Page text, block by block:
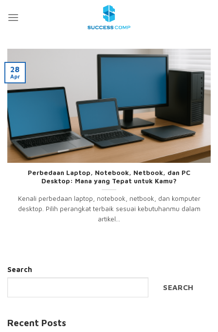
Perbedaan Laptop, Notebook, Netbook, dan PC
Desktop: Mana yang Tepat untuk Kamu?
Kenali perbedaan laptop, notebook, netbook, dan komputer
desktop. Pilih perangkat terbaik sesuai kebutuhanmu dalam
artikel...
28
Apr
Search
SEARCH
Recent Posts